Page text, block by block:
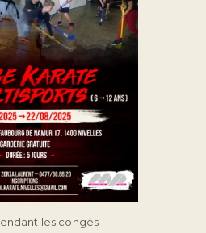
les congés